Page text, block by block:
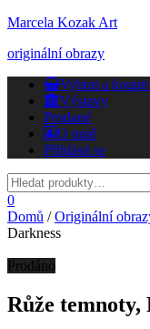
Marcela Kozak Art
originální obrazy
Přepnout
navigaci
Vybrat a
Výstavy
Prodané
O mně
Přihlásit se
0
Domů /Originální
Darkness
Prodáno
Růže temnoty,